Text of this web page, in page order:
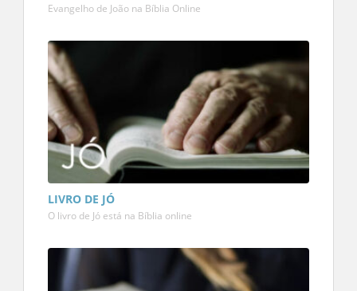
Evangelho de João na Bíblia Online
LIVRO DE JÓ
O livro de Jó está na Bíblia online